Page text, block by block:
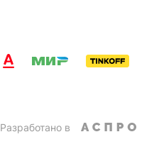
Разработано в